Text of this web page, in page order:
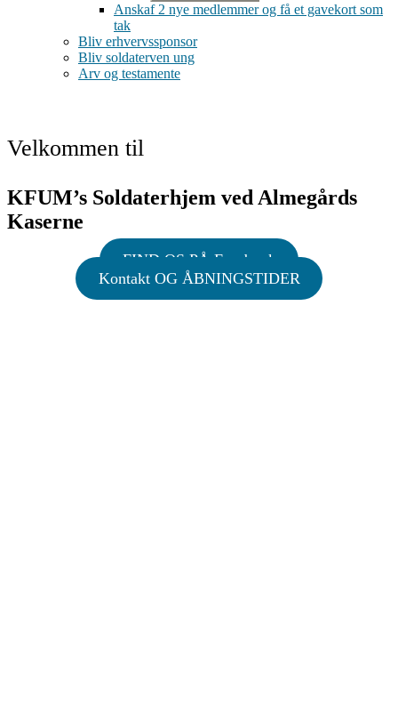
Anskaf 2 nye medlemmer og få et gavekort som
tak
Bliv erhvervssponsor
Bliv soldaterven ung
Arv og testamente
Velkommen til
KFUM’s Soldaterhjem ved Almegårds
Kaserne
FIND OS PÅ Facebook
Kontakt OG ÅBNINGSTIDER